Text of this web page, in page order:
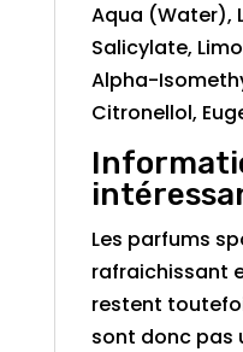
Aqua (Water),
Salicylate,
Alpha-
Citronellol,
Les parfums
rafraichissant
restent
sont donc pas